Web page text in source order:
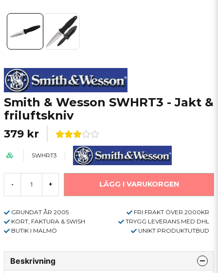
Smith & Wesson SWHRT3 - Jakt &
friluftskniv
379 kr
SWHRT3
- + LÄGG I VARUKORGEN
GRUNDAT ÅR 2005
FRI FRAKT ÖVER 2000KR
KORT, FAKTURA & SWISH
TRYGG LEVERANS MED DHL
BUTIK I MALMÖ
UNIKT PRODUKTUTBUD
Beskrivning